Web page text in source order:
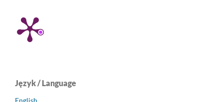
Język / Language
English